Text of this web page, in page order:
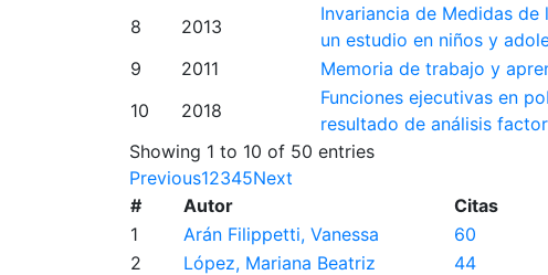
8 2013
Invariancia de Medidas
un estudio en niños y
9
2011 Memoria de trabajo y
10
2018
Funciones ejecutivas en
resultado de análisis
Showing 1 to 10 of 50 entries
Previous12345Next
#
Autor
Citas
1
Arán Filippetti, Vanessa
60
2
López, Mariana Beatriz
44